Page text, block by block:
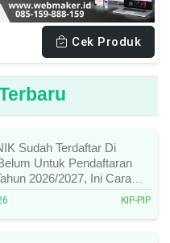
Cek Produk
Sudah Terdaftar Di
Untuk Pendaftaran
2026/2027, Ini Cara
Perubahan Desil!
KIP-PIP